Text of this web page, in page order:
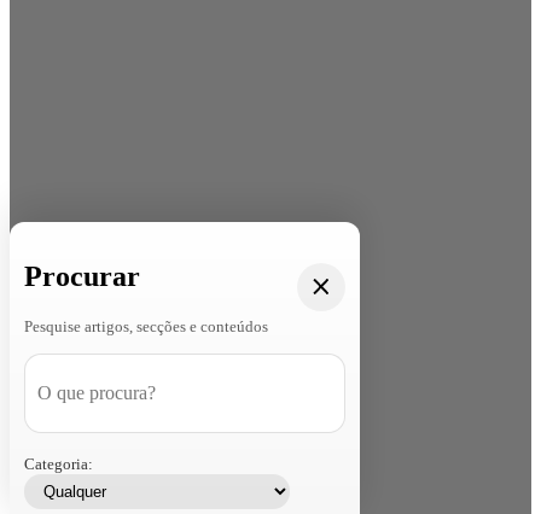
Procurar
Pesquise artigos, secções e conteúdos
Categoria: